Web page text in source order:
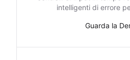
intelligenti di errore
Guarda la